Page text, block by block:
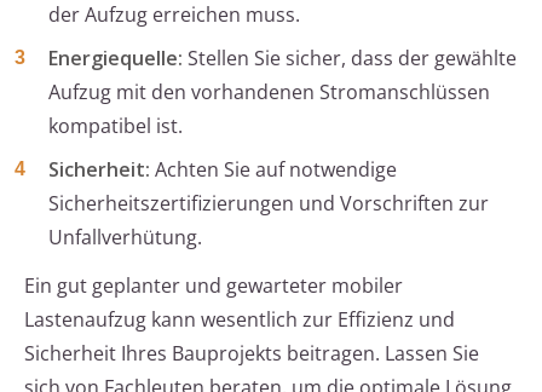
der Aufzug erreichen muss.
Energiequelle: Stellen Sie sicher, dass der gewählte
Aufzug mit den vorhandenen Stromanschlüssen
kompatibel ist.
Sicherheit: Achten Sie auf notwendige
Sicherheitszertifizierungen und Vorschriften zur
Unfallverhütung.
Ein gut geplanter und gewarteter mobiler
Lastenaufzug kann wesentlich zur Effizienz und
Sicherheit Ihres Bauprojekts beitragen. Lassen Sie